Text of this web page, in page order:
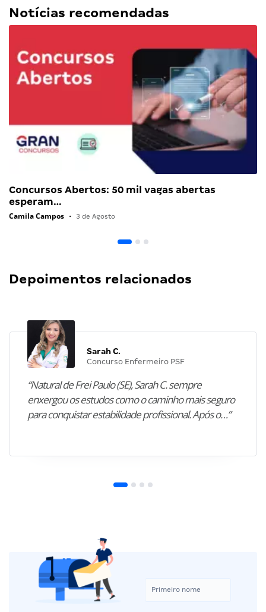
Notícias recomendadas
Concursos Abertos: 50 mil vagas abertas
esperam…
Camila Campos • 3 de Agosto
Depoimentos relacionados
Sarah C.
Concurso Enfermeiro PSF
“Natural de Frei Paulo (SE), Sarah C. sempre
enxergou os estudos como o caminho mais seguro
para conquistar estabilidade profissional. Após o…”